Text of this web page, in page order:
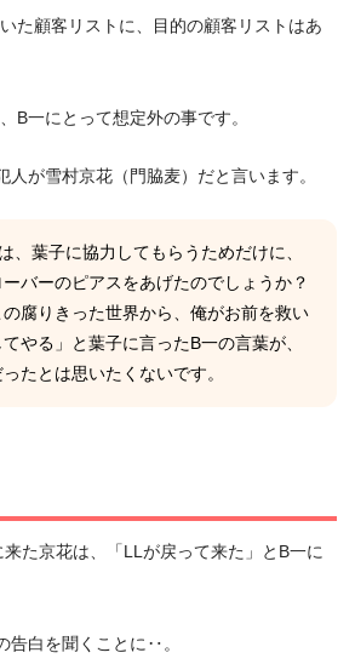
た顧客リストに、目的の顧客リストはあ
B一にとって想定外の事です。
人が雪村京花（門脇麦）だと言います。
、葉子に協力してもらうためだけに、
ーバーのピアスをあげたのでしょうか？
の腐りきった世界から、俺がお前を救い
やる」と葉子に言ったB一の言葉が、
ったとは思いたくないです。
た京花は、「LLが戻って来た」とB一に
告白を聞くことに‥。